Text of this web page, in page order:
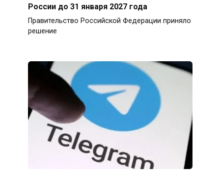
России до 31 января 2027 года
Правительство Российской Федерации приняло
решение